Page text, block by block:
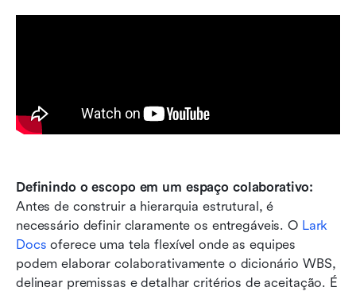
Definindo o escopo em um espaço colaborativo:
Antes de construir a hierarquia estrutural, é
necessário definir claramente os entregáveis. O Lark
Docs oferece uma tela flexível onde as equipes
podem elaborar colaborativamente o dicionário WBS,
delinear premissas e detalhar critérios de aceitação. É